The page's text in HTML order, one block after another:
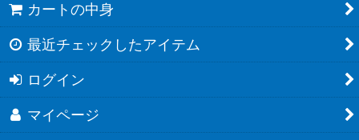
カートの中身
最近チェックしたアイテム
ログイン
マイページ